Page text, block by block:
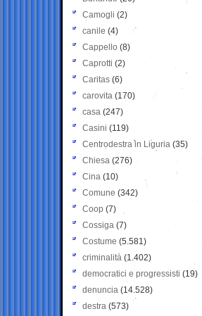
Camogli (2)
canile (4)
Cappello (8)
Caprotti (2)
Caritas (6)
carovita (170)
casa (247)
Casini (119)
Centrodestra in Liguria (35)
Chiesa (276)
Cina (10)
Comune (342)
Coop (7)
Cossiga (7)
Costume (5.581)
criminalità (1.402)
democratici e progressisti (19)
denuncia (14.528)
destra (573)